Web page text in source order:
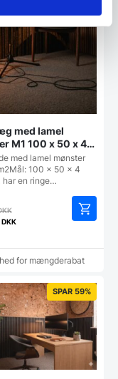
med lamel
M1 100 x 50 x 4
med lamel mønster
100 x 50 x 4
har en ringe…
Den
oprindelige
var:
429,00 DKK.
DKK
DKK.
for mængderabat
SPAR 59%